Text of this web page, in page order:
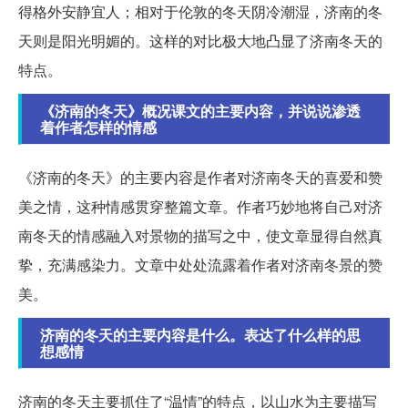
得格外安静宜人；相对于伦敦的冬天阴冷潮湿，济南的冬
天则是阳光明媚的。这样的对比极大地凸显了济南冬天的
特点。
《济南的冬天》概况课文的主要内容，并说说渗透
着作者怎样的情感
《济南的冬天》的主要内容是作者对济南冬天的喜爱和赞
美之情，这种情感贯穿整篇文章。作者巧妙地将自己对济
南冬天的情感融入对景物的描写之中，使文章显得自然真
挚，充满感染力。文章中处处流露着作者对济南冬景的赞
美。
济南的冬天的主要内容是什么。表达了什么样的思
想感情
济南的冬天主要抓住了“温情”的特点，以山水为主要描写